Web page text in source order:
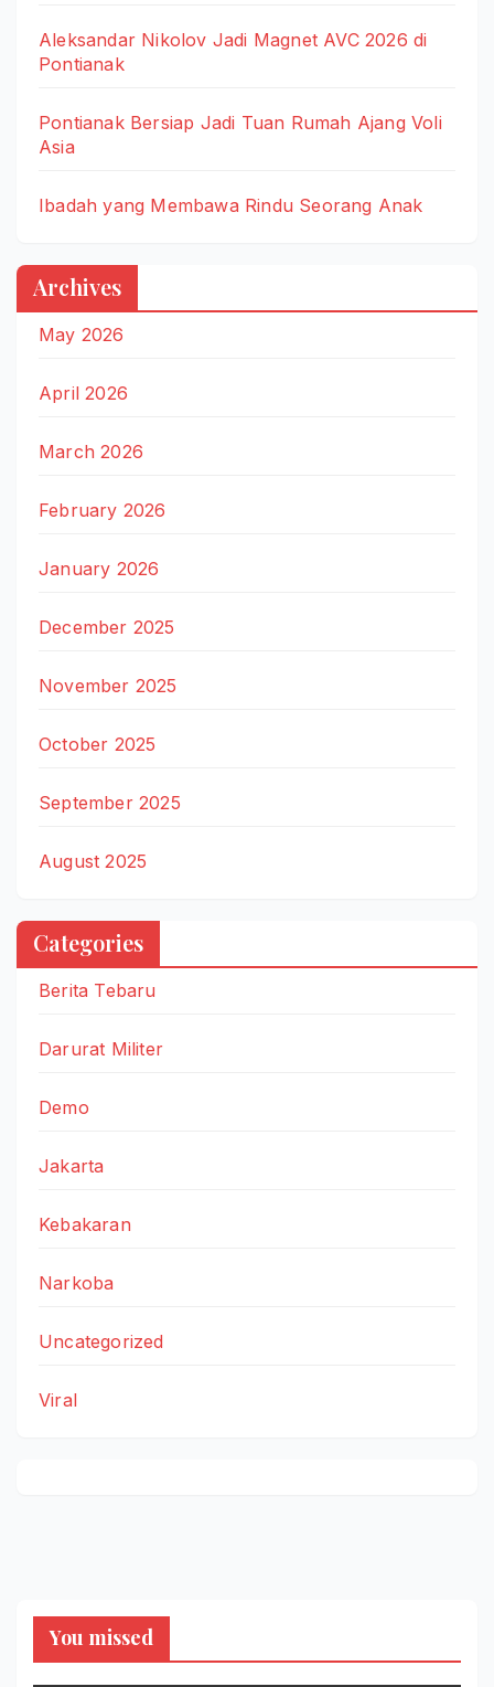
Aleksandar Nikolov Jadi Magnet AVC 2026 di
Pontianak
Pontianak Bersiap Jadi Tuan Rumah Ajang Voli
Asia
Ibadah yang Membawa Rindu Seorang Anak
Archives
May 2026
April 2026
March 2026
February 2026
January 2026
December 2025
November 2025
October 2025
September 2025
August 2025
Categories
Berita Tebaru
Darurat Militer
Demo
Jakarta
Kebakaran
Narkoba
Uncategorized
Viral
You missed